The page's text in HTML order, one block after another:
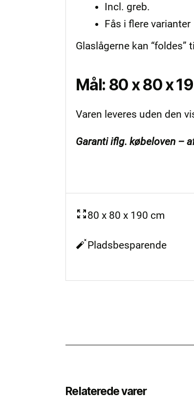
Incl. greb.
Fås i flere varianter
Glaslågerne kan
Mål: 80 x 80 x
Varen leveres uden den
Garanti iflg. købeloven –
80 x 80 x 190 cm
Pladsbesparende
Relaterede varer